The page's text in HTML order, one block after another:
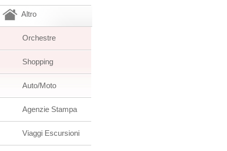
Altro
Orchestre
Shopping
Auto/Moto
Agenzie Stampa
Viaggi Escursioni